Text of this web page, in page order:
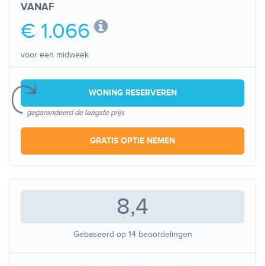
VANAF
€ 1.066
voor een midweek
WONING RESERVEREN
gegarandeerd de laagste prijs
GRATIS OPTIE NEMEN
8,4
Gebaseerd op 14beoordelingen